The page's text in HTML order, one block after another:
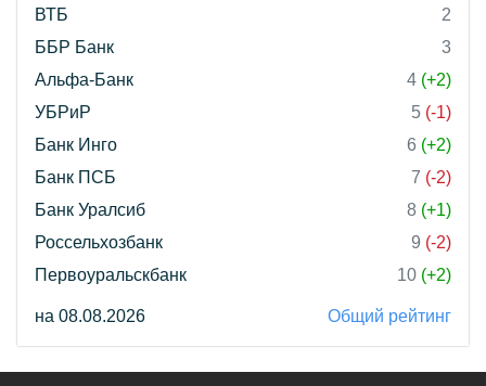
ВТБ
2
ББР Банк
3
Альфа-Банк
4 (+2)
УБРиР
5 (-1)
Банк Инго
6 (+2)
Банк ПСБ
7 (-2)
Банк Уралсиб
8 (+1)
Россельхозбанк
9 (-2)
Первоуральскбанк
10 (+2)
на 08.08.2026 Общий рейтинг